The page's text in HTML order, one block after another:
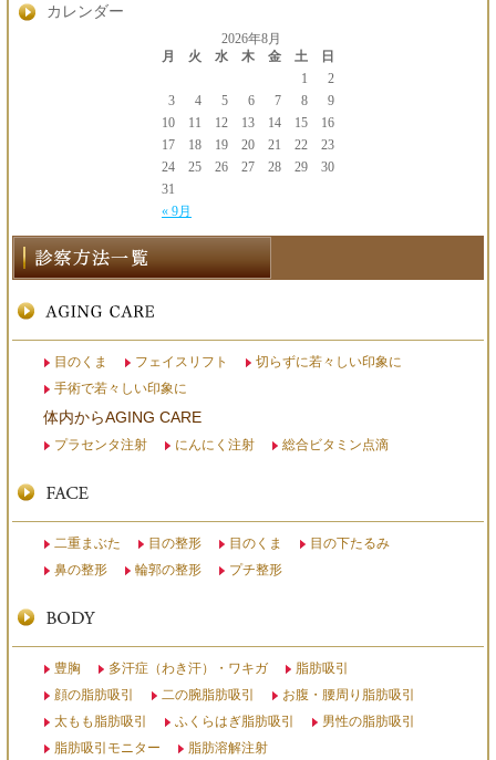
カレンダー
2026年8月
月
火 水 木 金 土 日
« 9月
1
2
3
4 5 6 7 8
9
10
11 12 13 14 15
16
17
18 19 20 21 22
23
24
25 26 27 28 29
30
31
目のくま フェイスリフト
切らずに若々しい印象に
手術で若々しい印象に
体内からAGING CARE
プラセンタ注射 にんにく注射 総合ビタミン点滴
二重まぶた 目の整形 目のくま
目の下たるみ
鼻の整形
輪郭の整形 プチ整形
豊胸 多汗症（わき汗）・ワキガ
脂肪吸引
顔の脂肪吸引
二の腕脂肪吸引
お腹・腰周り脂肪吸引
太もも脂肪吸引
ふくらはぎ脂肪吸引
男性の脂肪吸引
脂肪吸引モニター
脂肪溶解注射